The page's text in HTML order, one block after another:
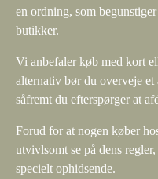
en ordning, som
butikker.
Vi anbefaler køb med kort
alternativ bør du overveje
såfremt du efterspørger at
Forud for at nogen køber
utvivlsomt se på dens
specielt ophidsende.